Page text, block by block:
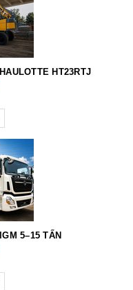
HT23RTJ
5–15 TẤN